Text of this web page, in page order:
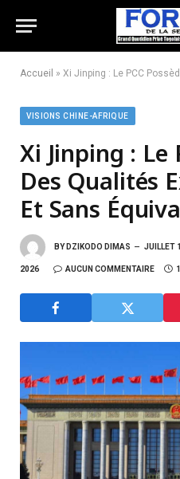
Accueil » Xi Jinping : Le PCC Possède
VISIONS CHINE-AFRIQUE
Xi Jinping : Le
Des Qualités
Et Sans
BY DZIKODO DIMAS JUILLET
2026 AUCUN COMMENTAIRE